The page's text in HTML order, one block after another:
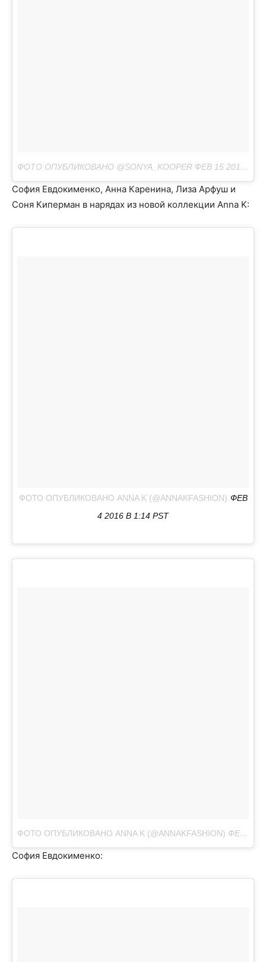
ФОТО ОПУБЛИКОВАНО @SONYA_KOOPER ФЕВ 15 2016 В 10:38 PST
София Евдокименко, Анна Каренина, Лиза Арфуш и
Соня Киперман в нарядах из новой коллекции Anna K:
ФОТО ОПУБЛИКОВАНО ANNA K (@ANNAKFASHION) ФЕВ
4 2016 В 1:14 PST
ФОТО ОПУБЛИКОВАНО ANNA K (@ANNAKFASHION) ФЕВ 5 2016 В 3:27 PST
София Евдокименко: